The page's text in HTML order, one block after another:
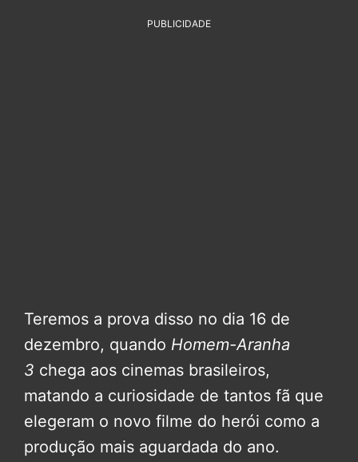
PUBLICIDADE
Teremos a prova disso no dia 16 de
dezembro, quando Homem-Aranha
3 chega aos cinemas brasileiros,
matando a curiosidade de tantos fã que
elegeram o novo filme do herói como a
produção mais aguardada do ano.